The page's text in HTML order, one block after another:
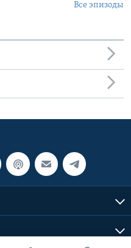
Все эпизоды